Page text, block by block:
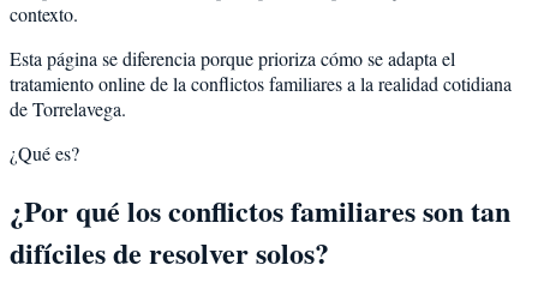
contexto.
Esta página se diferencia porque prioriza cómo se adapta el
tratamiento online de la conflictos familiares a la realidad cotidiana
de Torrelavega.
¿Qué es?
¿Por qué los conflictos familiares son tan
difíciles de resolver solos?